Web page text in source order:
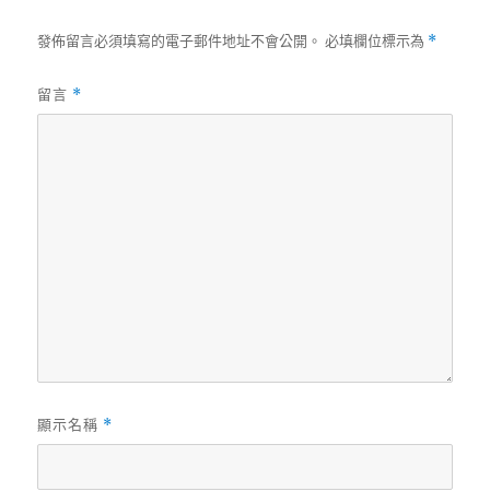
發佈留言必須填寫的電子郵件地址不會公開。 必填欄位標示為 *
留言 *
顯示名稱 *